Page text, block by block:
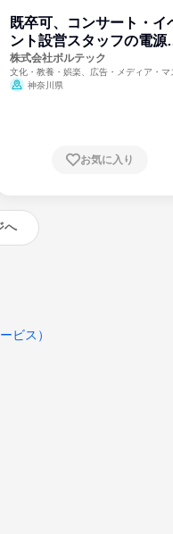
既卒可、コンサート・イ
ント設営スタッフの電源
門
株式会社ボルテック
文化・教養・娯楽、広告・メディア・マ
ミ、電力・ガス・水道・エネルギー
神奈川県
お気に入り
へ
ビス）